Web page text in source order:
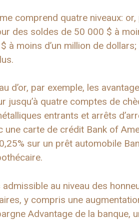
comprend quatre niveaux:
des soldes de 50 000 $ à
à moins d’un million de
d’or, par exemple, les
jusqu’à quatre comptes de
entrants et arrêts
une carte de crédit Bank of
sur un prêt automobile
admissible au niveau des
y compris une
Advantage de la banque,